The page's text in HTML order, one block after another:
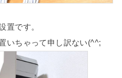
置です。
いちゃって申し訳ない(^^;